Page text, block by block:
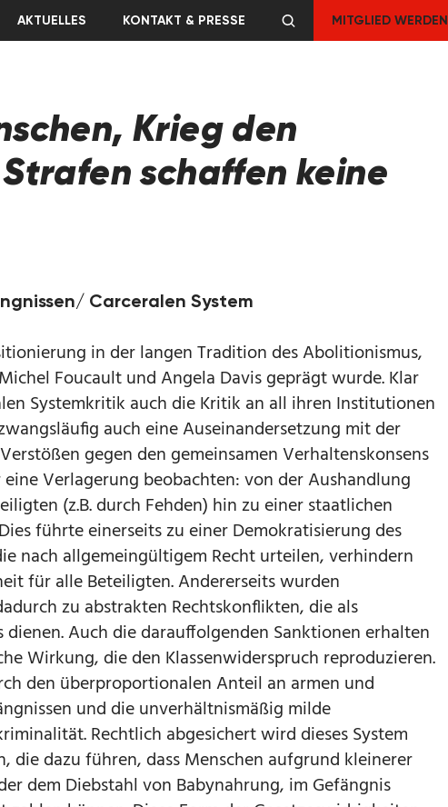
AKTUELLES KONTAKT & PRESSE MITGLIED WERDEN
Krieg den
schaffen keine
Carceralen System
in der langen Tradition des Abolitionismus,
Foucault und Angela Davis geprägt wurde. Klar
Systemkritik auch die Kritik an all ihren Institutionen
auch eine Auseinandersetzung mit der
gegen den gemeinsamen Verhaltenskonsens
Verlagerung beobachten: von der Aushandlung
(z.B. durch Fehden) hin zu einer staatlichen
führte einerseits zu einer Demokratisierung des
nach allgemeingültigem Recht urteilen, verhindern
für alle Beteiligten. Andererseits wurden
zu abstrakten Rechtskonflikten, die als
Auch die darauffolgenden Sanktionen erhalten
Wirkung, die den Klassenwiderspruch reproduzieren.
den überproportionalen Anteil an armen und
und die unverhältnismäßig milde
Rechtlich abgesichert wird dieses System
die dazu führen, dass Menschen aufgrund kleinerer
dem Diebstahl von Babynahrung, im Gefängnis